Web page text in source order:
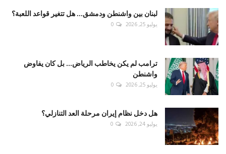
لبنان بين واشنطن ودمشق... هل تتغير قواعد اللعبة؟
يوليو 25, 2026 0
ترامب لم يكن يخاطب الرياض... بل كان يفاوض
واشنطن
يوليو 25, 2026 0
هل دخل نظام إيران مرحلة العد التنازلي؟
يوليو 24, 2026 0